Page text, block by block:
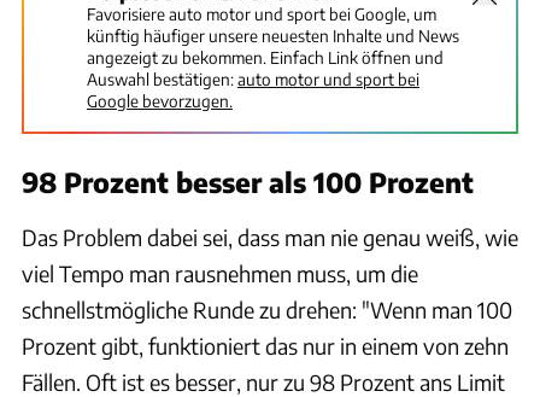
Favorisiere auto motor und sport bei Google, um
künftig häufiger unsere neuesten Inhalte und News
angezeigt zu bekommen. Einfach Link öffnen und
Auswahl bestätigen:auto motor und sport bei
Google bevorzugen.
98 Prozent besser als 100 Prozent
Das Problem dabei sei, dass man nie genau weiß, wie
viel Tempo man rausnehmen muss, um die
schnellstmögliche Runde zu drehen: "Wenn man 100
Prozent gibt, funktioniert das nur in einem von zehn
Fällen. Oft ist es besser, nur zu 98 Prozent ans Limit